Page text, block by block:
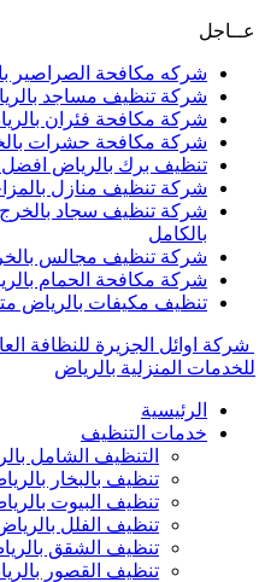
عــاجل
شركه مكافحة الصراصير بالرياض –
شركة تنظيف مساجد
شركة مكافحة فئران
شركة مكافحة حشرات
تنظيف برك بالرياض افضل
شركة تنظيف منازل بالمزاحمية بخصم 40%
شركة تنظيف سجاد
بالكامل
شركة تنظيف مجالس بالخرج
شركة مكافحة الحمام
تنظيف مكيفات بالرياض
شركة اوائل الجزيرة للنظافة
للخدمات المنزلية بالرياض
الرئيسية
خدمات التنظيف
التنظيف الشامل
تنظيف بالبخار
تنظيف البيوت
تنظيف الفلل
تنظيف الشقق
تنظيف القصور